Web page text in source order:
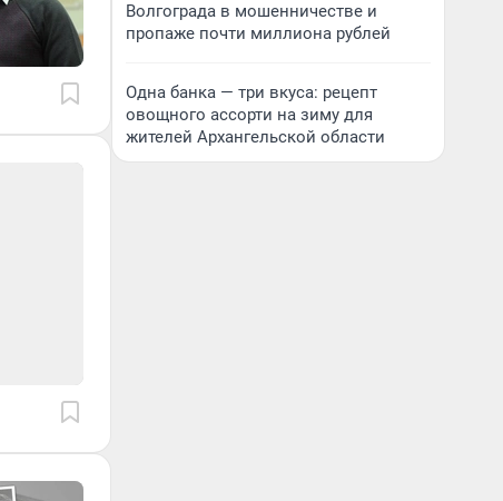
Волгограда в мошенничестве и
пропаже почти миллиона рублей
Одна банка — три вкуса: рецепт
овощного ассорти на зиму для
жителей Архангельской области